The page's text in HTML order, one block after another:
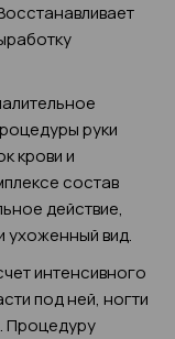
руки
крови и
состав
действие,
ухоженный вид.
интенсивного
под ней, ногти
Процедуру